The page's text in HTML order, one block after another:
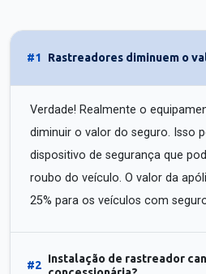
#1 Rastreadores diminuem o
Verdade! Realmente o
diminuir o valor do seguro. Isso
dispositivo de segurança que
roubo do veículo. O valor da
25% para os veículos com
#2
Instalação de rastreador